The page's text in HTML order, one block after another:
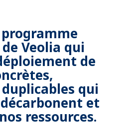
Veolia qui
de
qui
et
ressources.